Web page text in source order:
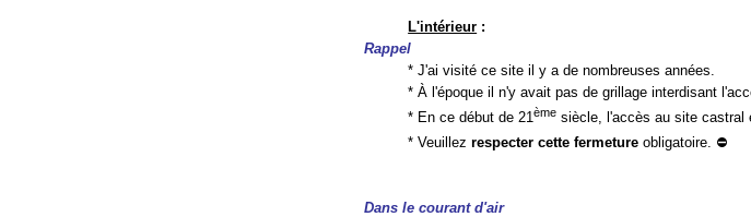
L'intérieur :
Rappel
* J'ai visité ce site il y a de nombreuses années.
* À l'époque il n'y avait pas de grillage interdisant
* En ce début de 21ème siècle, l'accès au site castral
* Veuillezrespecter cette fermeture obligatoire. ⛔
Dans le courant d'air